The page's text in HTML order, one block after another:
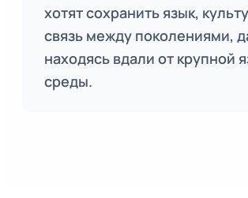
хотят сохранить язык,
связь между поколениями,
находясь вдали от крупной
среды.